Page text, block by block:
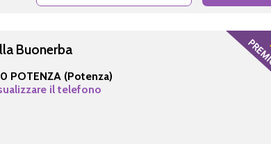
Buonerba
POTENZA (Potenza)
il telefono